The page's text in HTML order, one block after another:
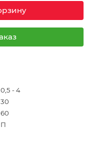
0,5 - 4
30
60
П